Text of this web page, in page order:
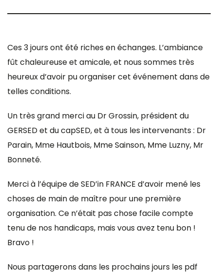
Ces 3 jours ont été riches en échanges. L’ambiance
fût chaleureuse et amicale, et nous sommes très
heureux d’avoir pu organiser cet événement dans de
telles conditions.
Un très grand merci au Dr Grossin, président du
GERSED et du capSED, et à tous les intervenants : Dr
Parain, Mme Hautbois, Mme Sainson, Mme Luzny, Mr
Bonneté.
Merci à l’équipe de SED’in FRANCE d’avoir mené les
choses de main de maître pour une première
organisation. Ce n’était pas chose facile compte
tenu de nos handicaps, mais vous avez tenu bon !
Bravo !
Nous partagerons dans les prochains jours les pdf